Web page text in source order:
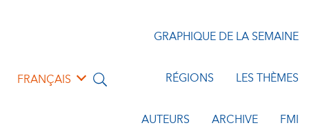
FRANÇAIS
GRAPHIQUE DE LA SEMAINE
RÉGIONS LES THÈMES
AUTEURS ARCHIVE FMI